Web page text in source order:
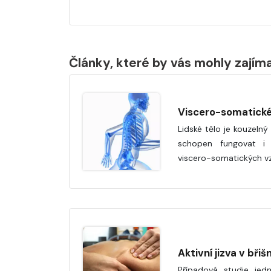
Články, které by vás mohly
Viscero-
Lidské tělo je
schopen fungovat
viscero-somatických
Aktivní jizva v